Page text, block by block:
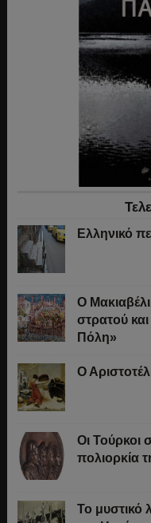
Ελληνικό
Ο
στρατού
Πόλη»
Ο
Οι Τούρκοι
πολιορκία
Το μυστικό